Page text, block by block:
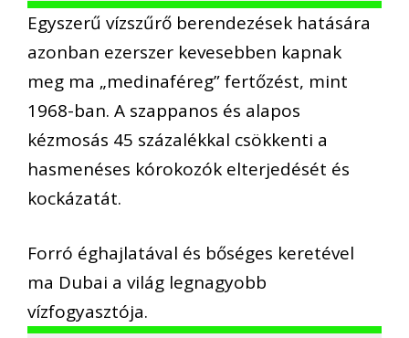
Egyszerű vízszűrő berendezések hatására
azonban ezerszer kevesebben kapnak
meg ma „medinaféreg” fertőzést, mint
1968-ban. A szappanos és alapos
kézmosás 45 százalékkal csökkenti a
hasmenéses kórokozók elterjedését és
kockázatát.
Forró éghajlatával és bőséges keretével
ma Dubai a világ legnagyobb
vízfogyasztója.